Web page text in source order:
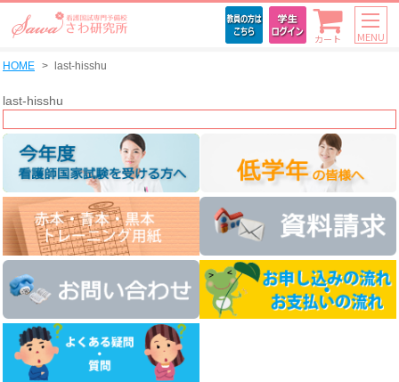
カート MENU
HOME last-hisshu
last-hisshu